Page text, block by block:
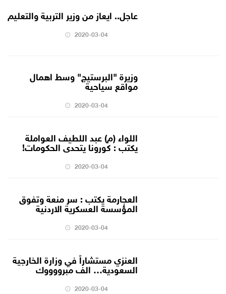
عاجل.. ايعاز من وزير التربية والتعليم
2020-03-04
وزيرة "البرستيج" وسط اهمال
مواقع سياحية
2020-03-04
اللواء (م) عبد اللطيف العواملة
يكتب : كورونا يتحدى الحكومات!
2020-03-04
العجارمة يكتب : سر منعة وتفوق
المؤسسة العسكرية الاردنية
2020-03-04
العنزي مستشاراً في وزارة الخارجية
السعودية… الف مبرووووك
2020-03-04